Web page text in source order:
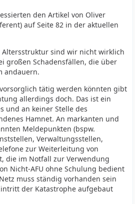
den Artikel von Oliver
auf Seite 82 in der aktuellen
sind wir nicht wirklich
großen Schadensfällen, die über
andauern.
tätig werden könnten gibt
allerdings doch. Das ist ein
und an keiner Stelle des
Hamnet. An markanten und
Meldepunkten (bspw.
Verwaltungsstellen,
zur Weiterleitung von
die im Notfall zur Verwendung
Nicht-AFU ohne Schulung bedient
muss ständig vorhanden sein
der Katastrophe aufgebaut